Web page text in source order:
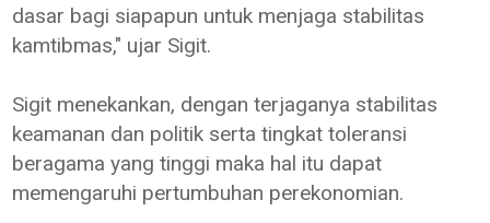
dasar bagi siapapun untuk menjaga stabilitas
kamtibmas," ujar Sigit.
Sigit menekankan, dengan terjaganya stabilitas
keamanan dan politik serta tingkat toleransi
beragama yang tinggi maka hal itu dapat
memengaruhi pertumbuhan perekonomian.